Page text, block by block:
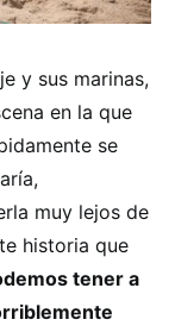
y sus marinas,
en la que
se
muy lejos de
historia que
tener a